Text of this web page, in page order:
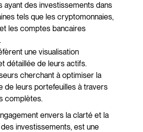
ayant des investissements dans
tels que les cryptomonnaies,
les comptes bancaires
une visualisation
détaillée de leurs actifs.
cherchant à optimiser la
de leurs portefeuilles à travers
complètes.
envers la clarté et la
investissements, est une